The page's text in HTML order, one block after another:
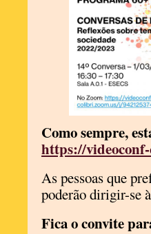
Como sempre,
https://
As pessoas que
poderão dirigir-se
Fica o convite